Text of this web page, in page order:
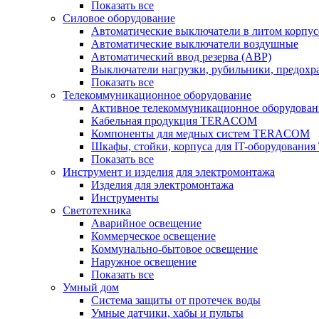
Показать все
Силовое оборудование
Автоматические выключатели в литом
Автоматические выключатели воздушные
Автоматический ввод резерва (АВР)
Выключатели нагрузки, рубильники,
Показать все
Телекоммуникационное оборудование
Активное телекоммуникационное
Кабельная продукция TERACOM
Компоненты для медных систем TERACOM
Шкафы, стойки, корпуса для IT-
Показать все
Инструмент и изделия для электромонтажа
Изделия для электромонтажа
Инструменты
Светотехника
Аварийное освещение
Коммерческое освещение
Коммунально-бытовое освещение
Наружное освещение
Показать все
Умный дом
Система защиты от протечек воды
Умные датчики, хабы и пульты